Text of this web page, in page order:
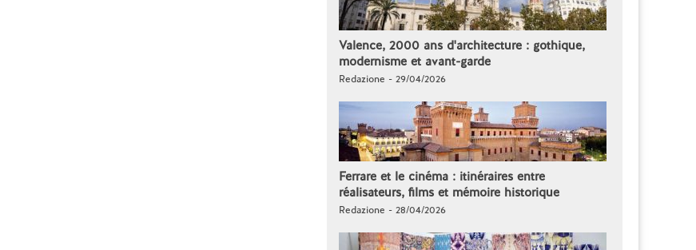
Valence, 2000 ans d'architecture : gothique,
modernisme et avant-garde
Redazione - 29/04/2026
Ferrare et le cinéma : itinéraires entre
réalisateurs, films et mémoire historique
Redazione - 28/04/2026